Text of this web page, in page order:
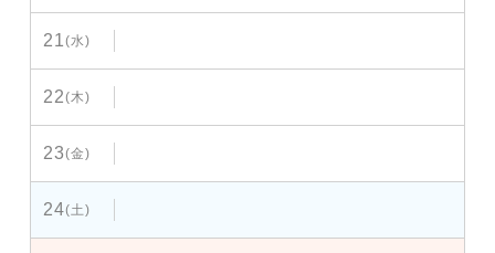
21(水)
22(木)
23(金)
24(土)